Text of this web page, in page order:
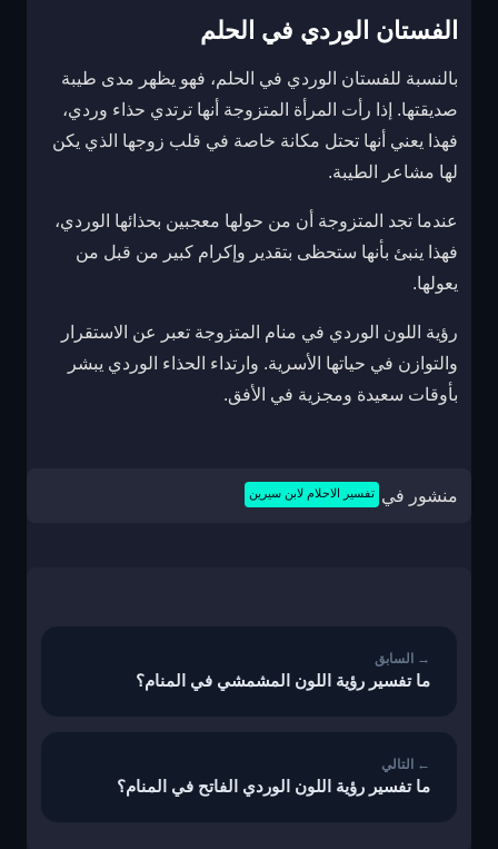
الفستان الوردي في الحلم
بالنسبة للفستان الوردي في الحلم، فهو يظهر مدى طيبة
صديقتها. إذا رأت المرأة المتزوجة أنها ترتدي حذاء وردي،
فهذا يعني أنها تحتل مكانة خاصة في قلب زوجها الذي يكن
لها مشاعر الطيبة.
عندما تجد المتزوجة أن من حولها معجبين بحذائها الوردي،
فهذا ينبئ بأنها ستحظى بتقدير وإكرام كبير من قبل من
يعولها.
رؤية اللون الوردي في منام المتزوجة تعبر عن الاستقرار
والتوازن في حياتها الأسرية. وارتداء الحذاء الوردي يبشر
بأوقات سعيدة ومجزية في الأفق.
منشور في تفسير الاحلام لابن سيرين
ما تفسير رؤية اللون المشمشي في المنام؟
ما تفسير رؤية اللون الوردي الفاتح في المنام؟